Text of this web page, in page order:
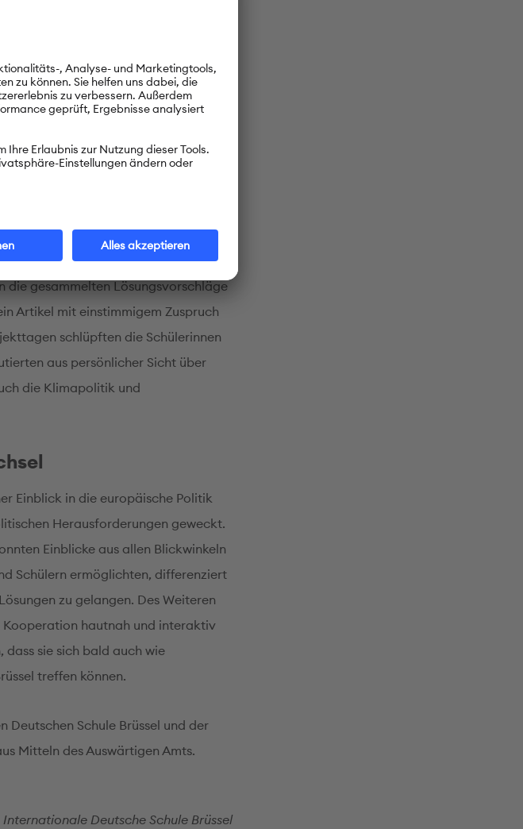
die gesammelten Lösungsvorschläge
Artikel mit einstimmigem Zuspruch
schlüpften die Schülerinnen
aus persönlicher Sicht über
die Klimapolitik und
Einblick in die europäische Politik
Herausforderungen geweckt.
Einblicke aus allen Blickwinkeln
Schülern ermöglichten, differenziert
zu gelangen. Des Weiteren
Kooperation hautnah und interaktiv
sie sich bald auch wie
treffen können.
Deutschen Schule Brüssel und der
Mitteln des Auswärtigen Amts.
Internationale Deutsche Schule Brüssel